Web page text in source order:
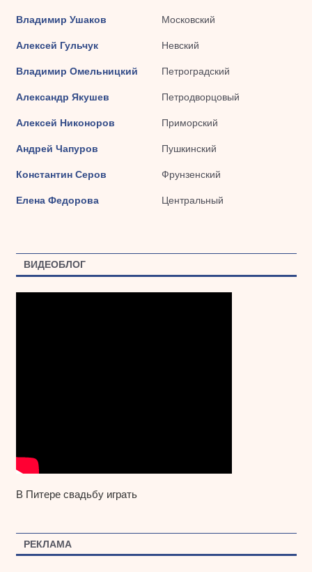
Владимир Ушаков Московский
Алексей Гульчук Невский
Владимир Омельницкий Петроградский
Александр Якушев Петродворцовый
Алексей Никоноров Приморский
Андрей Чапуров Пушкинский
Константин Серов Фрунзенский
Елена Федорова Центральный
ВИДЕОБЛОГ
В Питере свадьбу играть
РЕКЛАМА